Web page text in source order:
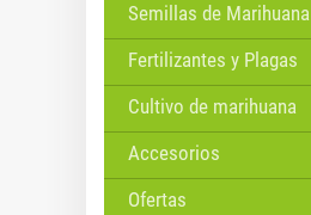
Semillas de Marihuana
Fertilizantes y Plagas
Cultivo de marihuana
Accesorios
Ofertas